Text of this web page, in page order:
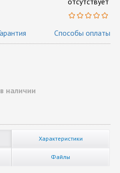
Способы оплаты
наличии
Характеристики
Файлы